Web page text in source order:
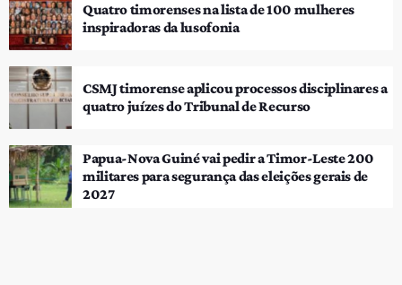
Quatro timorenses na lista de 100 mulheres
inspiradoras da lusofonia
CSMJ timorense aplicou processos disciplinares a
quatro juízes do Tribunal de Recurso
Papua-Nova Guiné vai pedir a Timor-Leste 200
militares para segurança das eleições gerais de
2027